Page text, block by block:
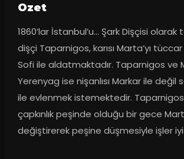
Ozet
1860’lar İstanbul’u… Şark Dişçisi olarak
dişçi Taparnigos, karısı Marta’yı tüccar
Sofi ile aldatmaktadır. Taparnigos ve
Yerenyag ise nişanlısı Markar ile değil
ile evlenmek istemektedir.
çapkınlık peşinde olduğu bir gece
değiştirerek peşine düşmesiyle işler